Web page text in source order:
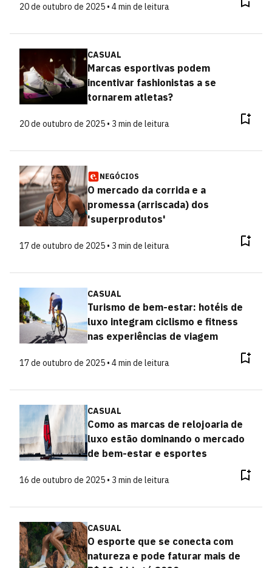
20 de outubro de 2025 • 4 min de leitura
CASUAL
Marcas esportivas podem
incentivar fashionistas a se
tornarem atletas?
20 de outubro de 2025 • 3 min de leitura
NEGÓCIOS
O mercado da corrida e a
promessa (arriscada) dos
'superprodutos'
17 de outubro de 2025 • 3 min de leitura
CASUAL
Turismo de bem-estar: hotéis de
luxo integram ciclismo e fitness
nas experiências de viagem
17 de outubro de 2025 • 4 min de leitura
CASUAL
Como as marcas de relojoaria de
luxo estão dominando o mercado
de bem-estar e esportes
16 de outubro de 2025 • 3 min de leitura
CASUAL
O esporte que se conecta com
natureza e pode faturar mais de